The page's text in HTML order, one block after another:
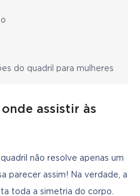
do quadril para mulheres
assistir às
não resolve apenas um
parecer assim! Na verdade, a
toda a simetria do corpo.